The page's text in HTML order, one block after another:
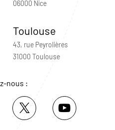
06000 Nice
Toulouse
43, rue Peyrolières
31000 Toulouse
nous :